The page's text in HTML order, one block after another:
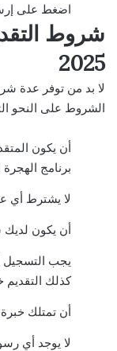
اضغط على
شروط
2025
لا بد من توفر عدة
الشروط على النحو
أن يكون
برنامج الهجرة
لا يشترط أي
أن يكون لديك
يجب التسجيل
كذلك التقديم
أن تمتلك خبرة
لا يوجد أي